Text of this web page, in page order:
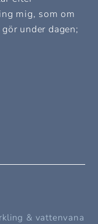
mig, som om
under dagen;
& vattenvana